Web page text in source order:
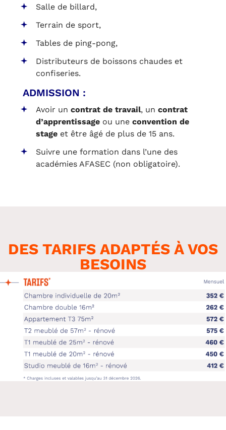
Salle de billard,
Terrain de sport,
Tables de ping-pong,
Distributeurs de boissons chaudes et
confiseries.
ADMISSION :
Avoir un contrat de travail, un contrat
d’apprentissageou une convention de
stageet être âgé de plus de 15 ans.
Suivre une formation dans l’une des
académies AFASEC (non obligatoire).
DES TARIFS ADAPTÉS À VOS
BESOINS